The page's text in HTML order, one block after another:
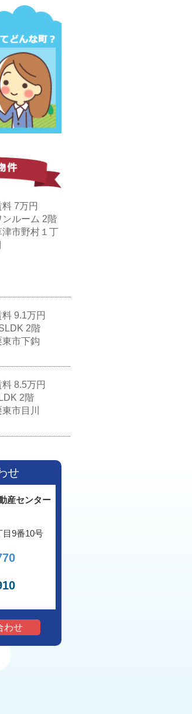
料7万円
ンルーム 2階
津市野村１丁
料9.1万円
2階
東市下鈎
料8.5万円
2階
東市目川
せ
産センター
目9番10号
わせ